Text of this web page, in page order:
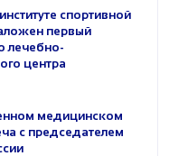
спортивной
первый
лечебно-
центра
медицинском
с председателем